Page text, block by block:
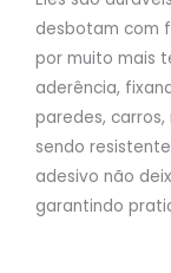
desbotam com
por muito mais
aderência,
paredes,
sendo
adesivo não
garantindo